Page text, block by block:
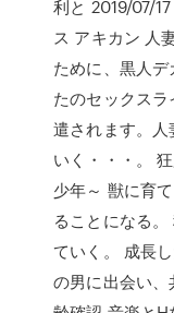
利と 2019/07/
ス アキカン 人
ために、黒人
たのセックス
遣されます。
いく・・・。
少年～ 獣に育
ることになる
ていく。 成長
の男に出会い